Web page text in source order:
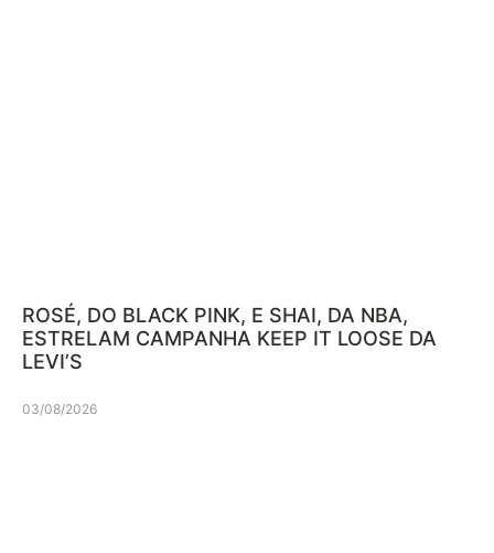
ROSÉ, DO BLACK PINK, E SHAI, DA NBA,
ESTRELAM CAMPANHA KEEP IT LOOSE DA
LEVI’S
03/08/2026